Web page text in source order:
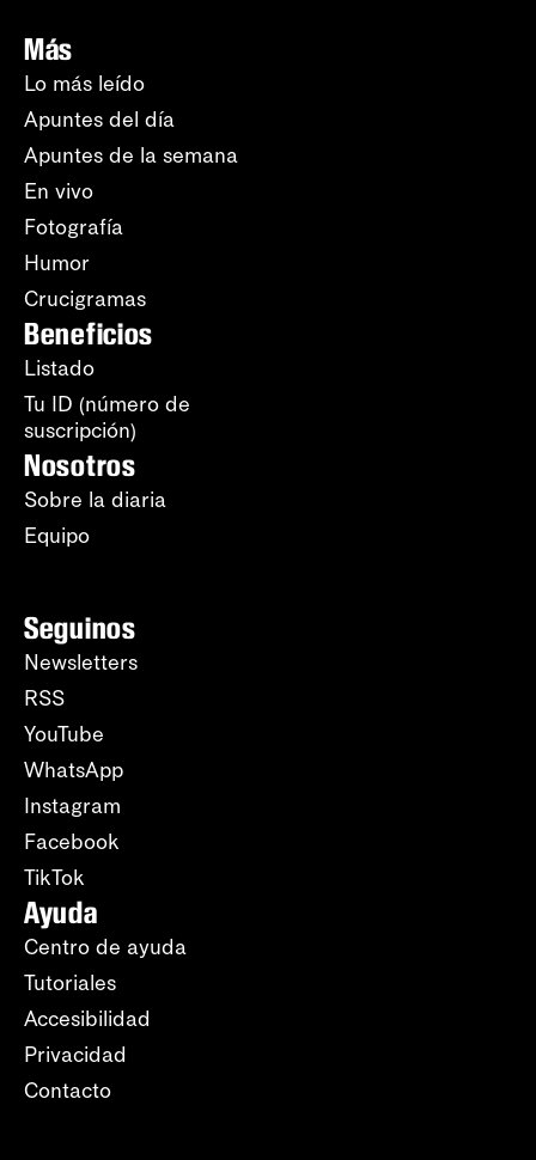
Más
Lo más leído
Apuntes del día
Apuntes de la semana
En vivo
Fotografía
Humor
Crucigramas
Beneficios
Listado
Tu ID (número de
suscripción)
Nosotros
Sobre la diaria
Equipo
Seguinos
Newsletters
RSS
YouTube
WhatsApp
Instagram
Facebook
TikTok
Ayuda
Centro de ayuda
Tutoriales
Accesibilidad
Privacidad
Contacto